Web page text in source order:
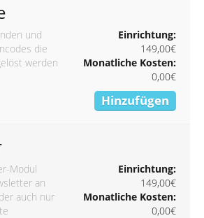
und
die
werden
Einrichtung:
149,00€
Monatliche Kosten:
0,00€
Hinzufügen
Modul
an
auch nur
Einrichtung:
149,00€
Monatliche Kosten:
0,00€